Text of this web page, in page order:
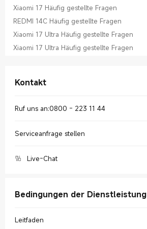
Xiaomi 17 Häufig gestellte Fragen
REDMI 14C Häufig gestellte Fragen
Xiaomi 17 Ultra Häufig gestellte Fragen
Xiaomi 17 Ultra Häufig gestellte Fragen
Kontakt
Ruf uns an:0800 - 223 11 44
Serviceanfrage stellen
Live-Chat
Bedingungen der Dienstleistung
Leitfaden